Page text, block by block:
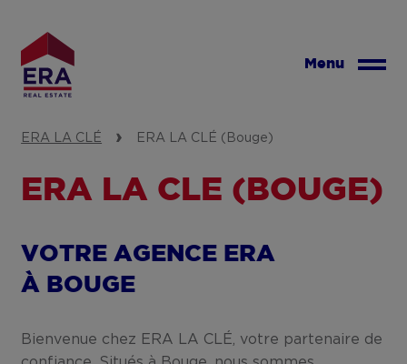
contenu
principal
Menu
ERA LA CLÉ ERA LA CLÉ (Bouge)
ERA LA CLÉ (BOUGE)
VOTRE AGENCE ERA
À BOUGE
Bienvenue chez ERA LA CLÉ, votre partenaire de